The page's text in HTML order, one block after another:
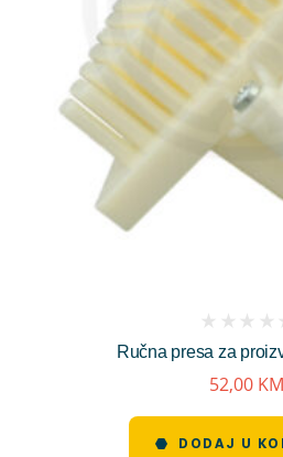
Ručna presa za
reviews)
52,00 KM
DODAJ U